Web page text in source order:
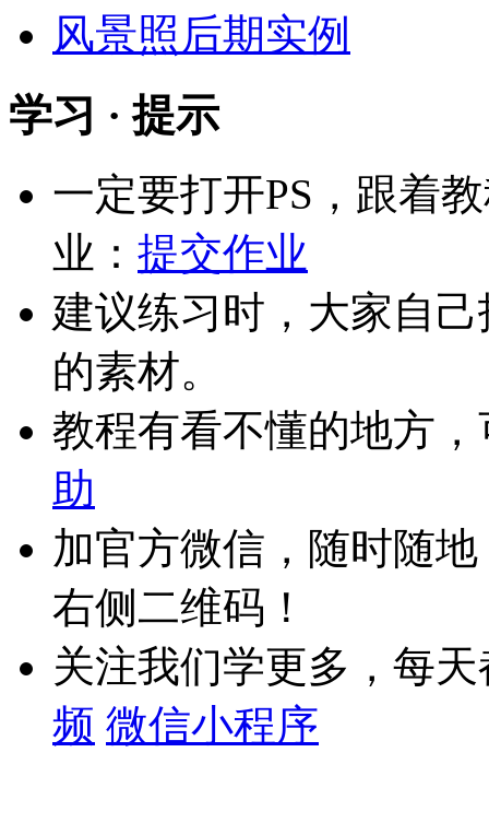
风景照后期实例
学习 · 提示
一定要打开PS，跟着
业： 提交作业
建议练习时，大家自
的素材。
教程有看不懂的地方
助
加官方微信，随时随
右侧二维码！
关注我们学更多，每
频 微信小程序